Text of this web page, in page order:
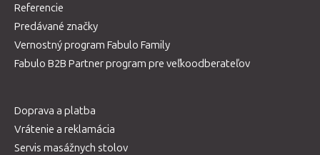
Referencie
Predávané značky
Vernostný program Fabulo Family
Fabulo B2B Partner program pre veľkoodberateľov
Doprava a platba
Vrátenie a reklamácia
Servis masážnych stolov